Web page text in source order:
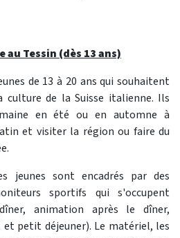
au Tessin (dès 13 ans)
de 13 à 20 ans qui souhaitent
de la Suisse italienne. Ils
en été ou en automne à
et visiter la région ou faire du
jeunes sont encadrés par des
sportifs qui s'occupent
animation après le dîner,
petit déjeuner). Le matériel, les